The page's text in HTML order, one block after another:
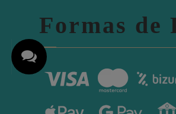
Formas de